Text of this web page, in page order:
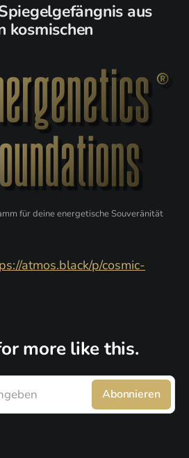
aus
kosmischen
für deine energetische Souveränität
atmos.black/p/cosmic-
more like this.
Abonnieren